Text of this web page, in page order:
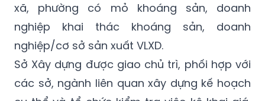
nghiệp/cơ sở sản xuất VLXD.
Sở Xây dựng được giao chủ trì, phối hợp với
các sở, ngành liên quan xây dựng kế hoạch
cụ thể và tổ chức kiểm tra việc kê khai giá,
kiểm tra các yếu tố hình thành giá đối với